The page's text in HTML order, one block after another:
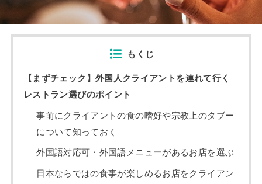
もくじ
【まずチェック】外国人クライアントを連れて行く
レストラン選びのポイント
事前にクライアントの食の嗜好や宗教上のタブー
について知っておく
外国語対応可・外国語メニューがあるお店を選ぶ
日本ならではの食事が楽しめるお店をクライアン